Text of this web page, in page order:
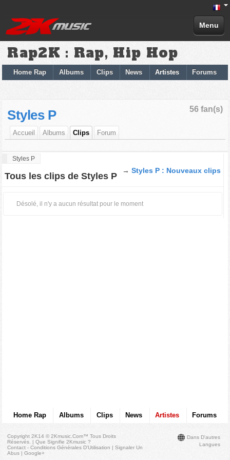
Menu
Rap2K : Rap, Hip Hop
Home Rap Albums Clips News Artistes Forums
56 fan(s)
Styles P
Accueil Albums Clips Forum
Styles P
→ Styles P : Nouveaux clips
Tous les clips de Styles P
Désolé, il n'y a aucun résultat pour le moment
Home Rap Albums Clips News Artistes Forums
Dans D'autres
Langues
Copyright 2K14 © 2Kmusic.com™Tous Droits
Réservés . |Que Signifie 2Kmusic ?
Contact - Conditions Générales D'Utilisation |Signaler Un
Abus |Google+